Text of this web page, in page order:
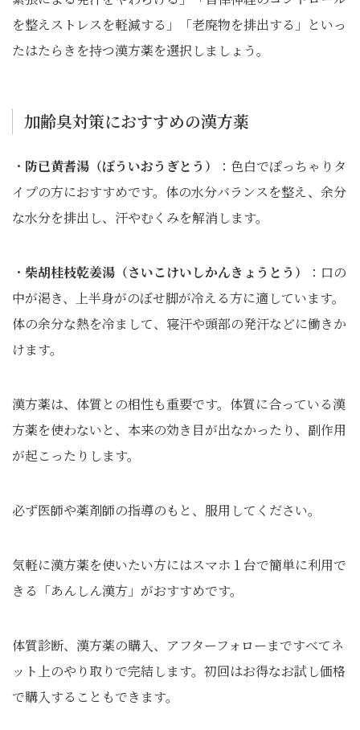
を整えストレスを軽減する」「老廃物を排出する」といっ
たはたらきを持つ漢方薬を選択しましょう。
加齢臭対策におすすめの漢方薬
・ 防已黄耆湯（ぼういおうぎとう）
：色白でぽっちゃりタ
イプの方におすすめです。体の水分バランスを整え、余分
な水分を排出し、汗やむくみを解消します。
・ 柴胡桂枝乾姜湯（さいこけいしかんきょうとう）
：口の
中が渇き、上半身がのぼせ脚が冷える方に適しています。
体の余分な熱を冷まして、寝汗や頭部の発汗などに働きか
けます。
漢方薬は、体質との相性も重要です。体質に合っている漢
方薬を使わないと、本来の効き目が出なかったり、副作用
が起こったりします。
必ず医師や薬剤師の指導のもと、服用してください。
気軽に漢方薬を使いたい方にはスマホ１台で簡単に利用で
きる「あんしん漢方」がおすすめです。
体質診断、漢方薬の購入、アフターフォローまですべてネ
ット上のやり取りで完結します。初回はお得なお試し価格
で購入することもできます。